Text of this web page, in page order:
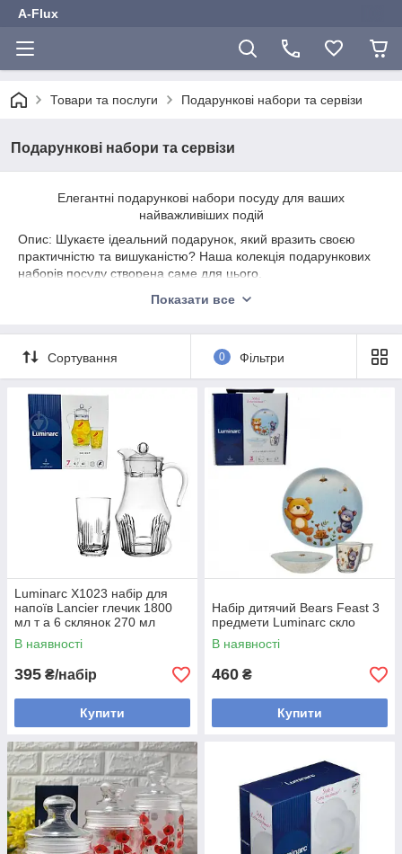
A-Flux
Товари та послуги Подарункові набори та сервізи
Подарункові набори та сервізи
Елегантні подарункові набори посуду для ваших
найважливіших подій
Опис: Шукаєте ідеальний подарунок, який вразить своєю
практичністю та вишуканістю? Наша колекція подарункових
наборів посуду створена саме для цього.
Ми ретельно сформували асортимент, щоб ви могли легко
· Для урочистих подій: Роскішні набори для шампанського та
десертів стануть чудовим весільним або ювілейним
· Для щоденного затишку: Затишні чайні та кавові пари,
сервізи для сніданку принесуть тепло і радість у будь-який
день.
· Для креативних подарунків: Яскраві та оригінальні набори
для пікніка, набору для суші або рамену.
Показати все
Сортування 0 Фільтри
Luminarc X1023 набір для
напоїв Lancier глечик 1800
мл т а 6 склянок 270 мл
В наявності
395 ₴/набір
Купити
Набір дитячий Bears Feast 3
предмети Luminarc скло
В наявності
460 ₴
Купити